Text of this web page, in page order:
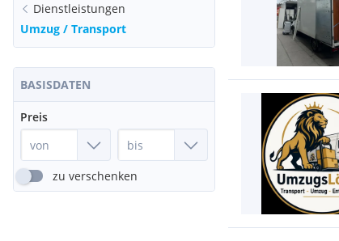
Dienstleistungen
Umzug / Transport
BASISDATEN
Preis
zu verschenken